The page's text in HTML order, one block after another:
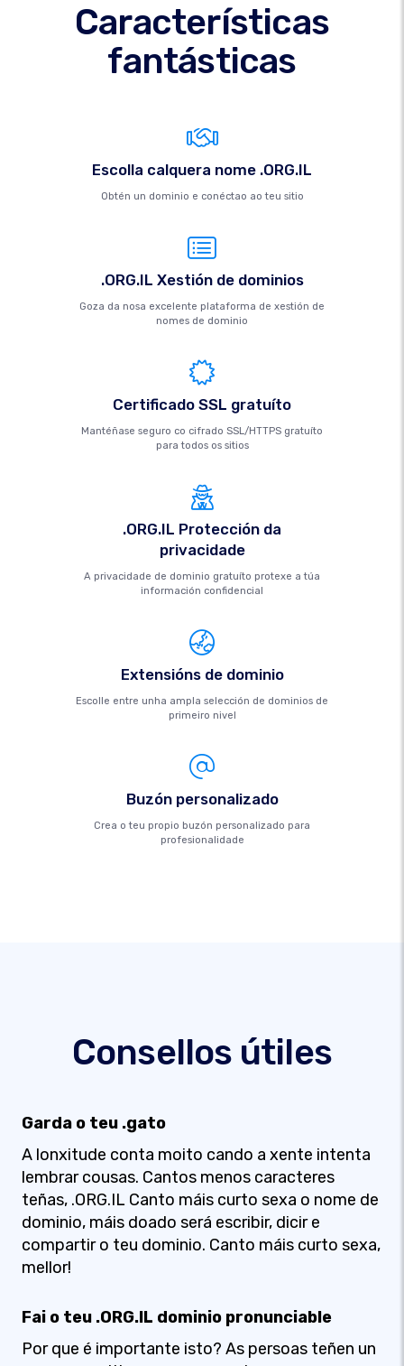
Características
fantásticas
Escolla calquera nome .ORG.IL
Obtén un dominio e conéctao ao teu sitio
.ORG.IL Xestión de dominios
Goza da nosa excelente plataforma de xestión de
nomes de dominio
Certificado SSL gratuíto
Mantéñase seguro co cifrado SSL/HTTPS gratuíto
para todos os sitios
.ORG.IL Protección da
privacidade
A privacidade de dominio gratuíto protexe a túa
información confidencial
Extensións de dominio
Escolle entre unha ampla selección de dominios de
primeiro nivel
Buzón personalizado
Crea o teu propio buzón personalizado para
profesionalidade
Consellos útiles
Garda o teu .gato
A lonxitude conta moito cando a xente intenta
lembrar cousas. Cantos menos caracteres
teñas, .ORG.IL Canto máis curto sexa o nome de
dominio, máis doado será escribir, dicir e
compartir o teu dominio. Canto máis curto sexa,
mellor!
Fai o teu .ORG.IL dominio pronunciable
Por que é importante isto? As persoas teñen un